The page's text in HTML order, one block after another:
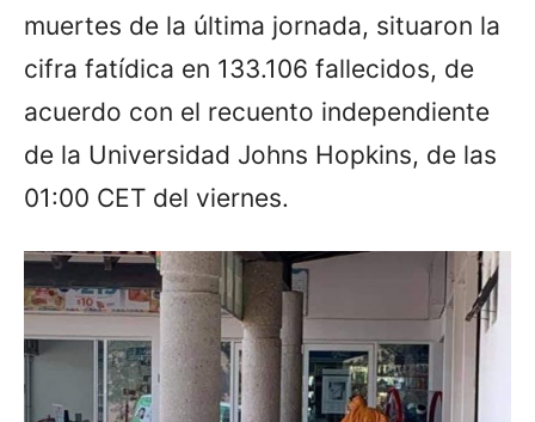
muertes de la última jornada, situaron la
cifra fatídica en 133.106 fallecidos, de
acuerdo con el recuento independiente
de la Universidad Johns Hopkins, de las
01:00 CET del viernes.